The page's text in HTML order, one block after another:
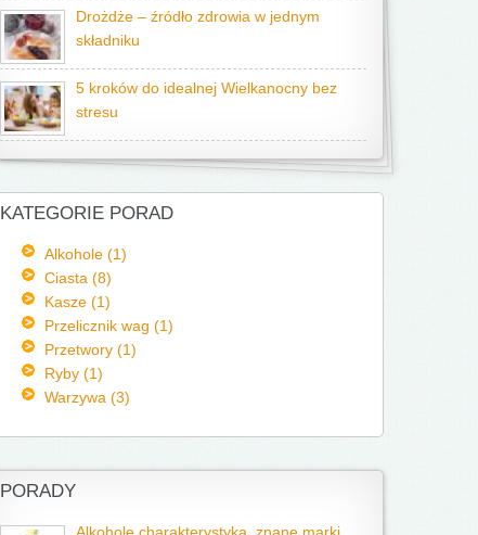
Drożdże – źródło zdrowia w jednym
składniku
5 kroków do idealnej Wielkanocny bez
stresu
KATEGORIE PORAD
Alkohole (1)
Ciasta (8)
Kasze (1)
Przelicznik wag (1)
Przetwory (1)
Ryby (1)
Warzywa (3)
PORADY